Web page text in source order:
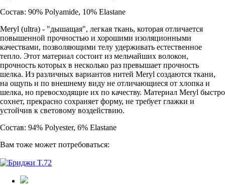
Состав: 90% Polyamide, 10% Elastane
Meryl (ultra) - "дышащая", легкая ткань, которая отличается
повышенной прочностью и хорошими изоляционными
качествами, позволяющими телу удерживать естественное
тепло. Этот материал состоит из мельчайших волокон,
прочность которых в несколько раз превышает прочность
шелка. Из различных вариантов нитей Meryl создаются ткани,
на ощупь и по внешнему виду не отличающиеся от хлопка и
шелка, но превосходящие их по качеству. Материал Meryl быстро
сохнет, прекрасно сохраняет форму, не требует глажки и
устойчив к световому воздействию.
Состав: 94% Polyester, 6% Elastane
Вам тоже может потребоваться: